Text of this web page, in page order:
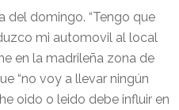
del domingo. “Tengo que
mi automovil al local
en la madrileña zona de
“no voy a llevar ningún
oido o leido debe influir en